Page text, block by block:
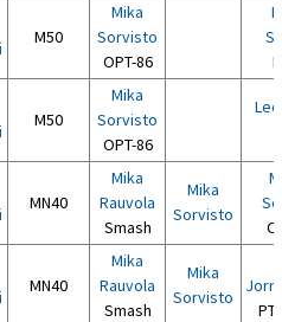
M50
Mika
Sorvisto
OPT-86
M50
Mika
Sorvisto
OPT-86
MN40
Mika
Rauvola
Smash
Mika
Sorvisto
MN40
Mika
Rauvola
Smash
Mika
Sorvisto
PT